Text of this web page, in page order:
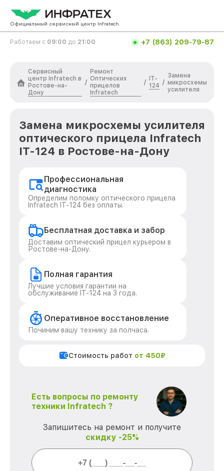
Официальный сервисный центр Infratech
Работаем с 09:00 до 21:00 +7 (863) 209-79-87
Сервисный
центр Infratech в
Ростове-на-
Дону
/
Ремонт
Оптических
прицелов
Infratech
/
IT-
124 /
Замена
микросхемы
усилителя
Замена микросхемы усилителя
оптического прицела Infratech
IT-124 в Ростове-на-Дону
Профессиональная
диагностика
Определим поломку оптического прицела
Infratech IT-124 без оплаты.
Бесплатная доставка и забор
Доставим оптический прицел курьером в
Ростове-на-Дону.
Полная гарантия
Лучшие условия гарантии на
обслуживание IT-124 на 3 года.
Оперативное восстановление
Починим вашу технику за полчаса.
Стоимость работ от 450₽
Есть вопросы по ремонту
техники Infratech ?
Запишитесь на ремонт и получите
скидку -25%